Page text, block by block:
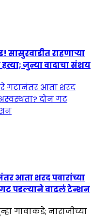
सासुरवाडीत राहणाऱ्या
हत्या; जुन्या वादाचा संशय
आता शरद पवारांच्या
गट पडल्याने वाढलं टेन्शन
गावाकडे; नाराजीच्या